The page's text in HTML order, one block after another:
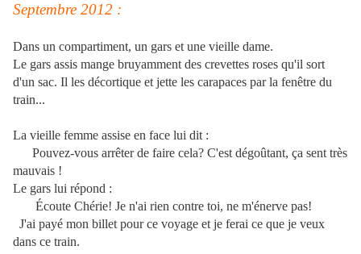
Septembre 2012 :
Dans un compartiment, un gars et une vieille dame.
Le gars assis mange bruyamment des crevettes roses qu'il sort
d'un sac. Il les décortique et jette les carapaces par la fenêtre du
train...
La vieille femme assise en face lui dit :
Pouvez-vous arrêter de faire cela? C'est dégoûtant, ça sent très
mauvais !
Le gars lui répond :
Écoute Chérie! Je n'ai rien contre toi, ne m'énerve pas!
J'ai payé mon billet pour ce voyage et je ferai ce que je veux
dans ce train.